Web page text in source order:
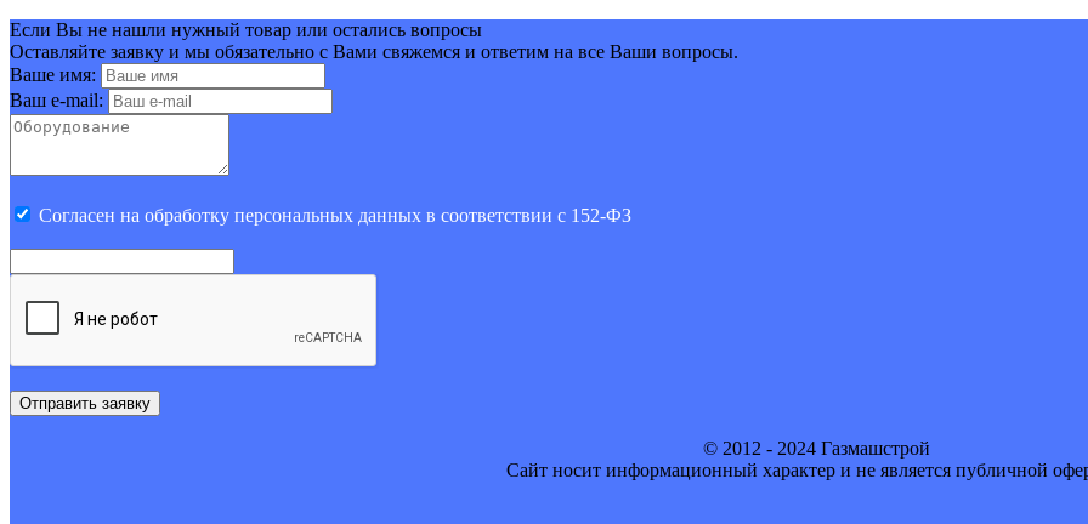
Если Вы не нашли нужный товар или остались вопросы
Оставляйте заявку и мы обязательно с Вами свяжемся и ответим на все Ваши вопросы.
Ваше имя:
Ваш e-mail:
Cогласен на обработку персональных данных в соответствии с 152-ФЗ
Отправить заявку
© 2012 - 2024 Газмашстрой
Cайт носит информационный характер и не является публичной